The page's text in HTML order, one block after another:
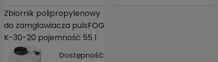
Zbiornik polipropylenowy
do zamgławiacza pulsFOG
K-30-20 pojemność 55 l
Dostępność: